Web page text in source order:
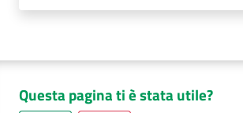
Questa pagina ti è stata utile?